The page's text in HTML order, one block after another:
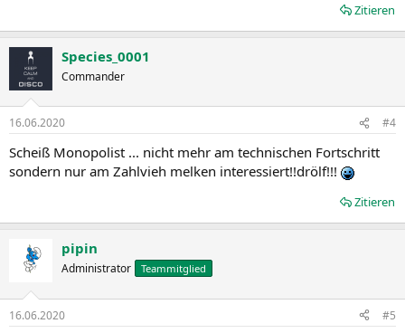
Zitieren
Species_0001
Commander
16.06.2020 #4
Scheiß Monopolist ... nicht mehr am technischen Fortschritt
sondern nur am Zahlvieh melken interessiert!!drölf!!!
Zitieren
pipin
Administrator Teammitglied
16.06.2020 #5